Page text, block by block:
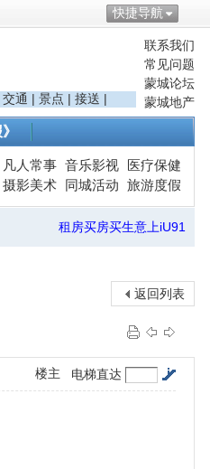
快捷导航
联系我们
常见问题
蒙城论坛
蒙城地产
交通 | 景点 | 接送 |
凡人常事 音乐影视
医疗保健
摄影美术 同城活动 旅游度假
租房买房买生意上iU91
返回列表
电梯直达
楼主